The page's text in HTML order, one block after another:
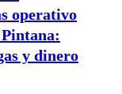
operativo
y dinero